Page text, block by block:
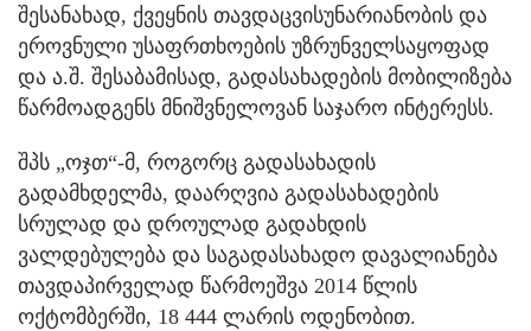
შესანახად, ქვეყნის თავდაცვისუნარიანობის და
ეროვნული უსაფრთხოების უზრუნველსაყოფად
და ა.შ. შესაბამისად, გადასახადების მობილიზება
წარმოადგენს მნიშვნელოვან საჯარო ინტერესს.
შპს „ოჯთ“-მ, როგორც გადასახადის
გადამხდელმა, დაარღვია გადასახადების
სრულად და დროულად გადახდის
ვალდებულება და საგადასახადო დავალიანება
თავდაპირველად წარმოეშვა 2014 წლის
ოქტომბერში, 18 444 ლარის ოდენობით.